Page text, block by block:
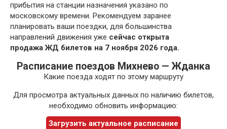
прибытия на станции назначения указано по
московскому времени. Рекомендуем заранее
планировать ваши поездки, для большинства
направлений движения уже сейчас открыта
продажа ЖД билетов на 7 ноября 2026 года.
Расписание поездов Михнево — Жданка
Какие поезда ходят по этому маршруту
Для просмотра актуальных данных по наличию билетов,
необходимо обновить информацию:
Загрузить актуальное расписание